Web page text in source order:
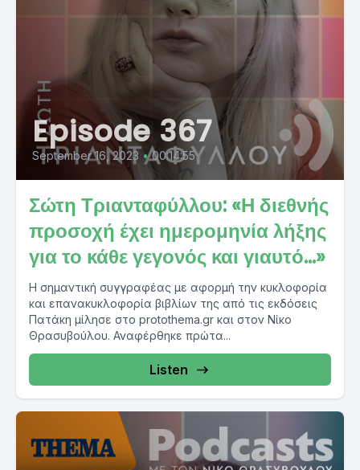
Episode 367
September 16, 2023 • 00:14:55
Σώτη Τριανταφύλλου: «Η διεθνής
προσοχή έχει ημερομηνία λήξης
για το κάθε γεγονός και γιαυτό...»
Η σημαντική συγγραφέας με αφορμή την κυκλοφορία
και επανακυκλοφορία βιβλίων της από τις εκδόσεις
Πατάκη μίλησε στο protothema.gr και στον Νίκο
Θρασυβούλου. Αναφέρθηκε πρώτα...
Listen